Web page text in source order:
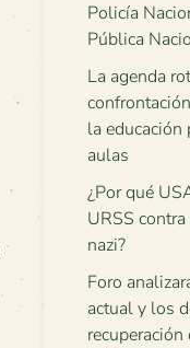
Policía
Pública
La agenda
la educación
aulas
¿Por qué
URSS
nazi?
Foro
actual y los